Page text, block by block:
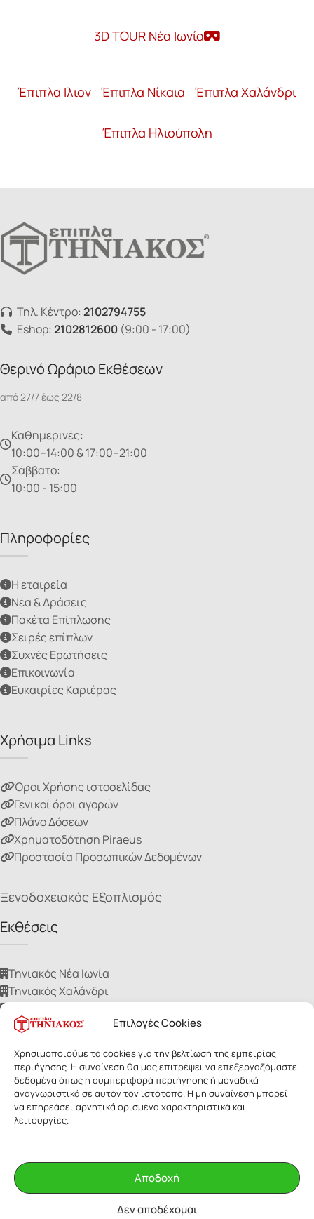
Επιλογές Cookies
Χρησιμοποιούμε τα cookies για την βελτίωση της εμπειρίας
περιήγησης. Η συναίνεση θα μας επιτρέψει να επεξεργαζόμαστε
δεδομένα όπως η συμπεριφορά περιήγησης ή μοναδικά
αναγνωριστικά σε αυτόν τον ιστότοπο. Η μη συναίνεση μπορεί
να επηρεάσει αρνητικά ορισμένα χαρακτηριστικά και
λειτουργίες.
Αποδοχή
Δεν αποδέχομαι
3D TOUR Νέα Ιωνία
Έπιπλα Ιλιον Έπιπλα Νίκαια Έπιπλα Χαλάνδρι
Έπιπλα Ηλιούπολη
Τηλ. Κέντρο: 2102794755
Eshop: 2102812600 (9:00 - 17:00)
Θερινό Ωράριο Εκθέσεων
από 27/7 έως 22/8
Καθημερινές:
10:00–14:00 & 17:00–21:00
Σάββατο:
10:00 - 15:00
Πληροφορίες
Η εταιρεία
Νέα & Δράσεις
Πακέτα Επίπλωσης
Σειρές επίπλων
Συχνές Ερωτήσεις
Επικοινωνία
Ευκαιρίες Καριέρας
Χρήσιμα Links
Όροι Χρήσης ιστοσελίδας
Γενικοί όροι αγορών
Πλάνο Δόσεων
Χρηματοδότηση Piraeus
Προστασία Προσωπικών Δεδομένων
Ξενοδοχειακός Εξοπλισμός
Εκθέσεις
Τηνιακός Νέα Ιωνία
Τηνιακός Χαλάνδρι
Τηνιακός Νίκαια
ΕΠΙΠΛΑ ΤΗΝΙΑΚΟΣ
Δεν επιτρέπεται η αναδημοσίευσή τους για οποιοδήποτε λόγο,